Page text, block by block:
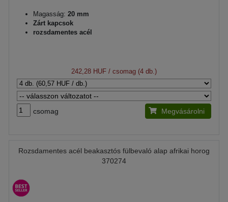
Magasság: 20 mm
Zárt kapcsok
rozsdamentes acél
242,28 HUF / csomag (4 db.)
csomag Megvásárolni
Rozsdamentes acél beakasztós fülbevaló alap afrikai horog
370274